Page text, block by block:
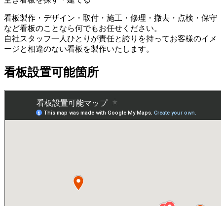
看板製作・デザイン・取付・施工・修理・撤去・点検・保守
など看板のことなら何でもお任せください。
自社スタッフ一人ひとりが責任と誇りを持ってお客様のイメ
ージと相違のない看板を製作いたします。
看板設置可能箇所